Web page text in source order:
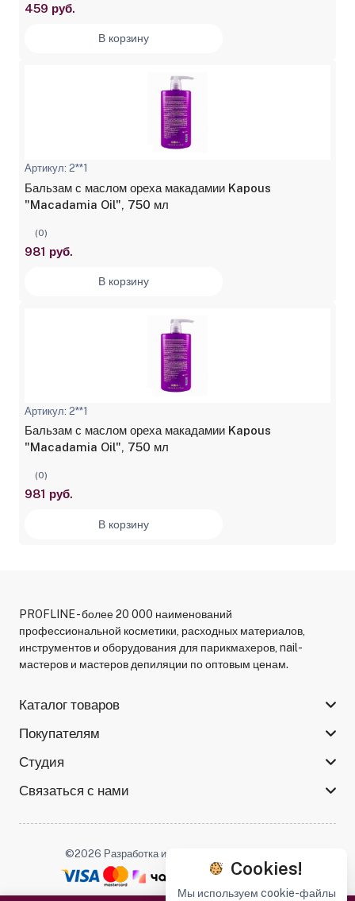
459 руб.
В корзину
Артикул: 2**1
Бальзам с маслом ореха макадамии Kapous
"Macadamia Oil", 750 мл
(0)
981 руб.
В корзину
Артикул: 2**1
Бальзам с маслом ореха макадамии Kapous
"Macadamia Oil", 750 мл
(0)
981 руб.
В корзину
PROFLINE - более 20 000 наименований
профессиональной косметики, расходных материалов,
инструментов и оборудования для парикмахеров, nail-
мастеров и мастеров депиляции по оптовым ценам.
Каталог товаров
Покупателям
Студия
Связаться с нами
©2026 Разработка и поддержка -
Cookies!
Мы используем cookie-файлы